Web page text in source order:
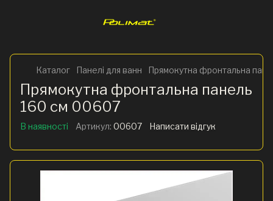
Каталог Панелі для ванн Прямокутна фронтальна
Прямокутна фронтальна панель
160 см 00607
В наявності Артикул: 00607 Написати відгук